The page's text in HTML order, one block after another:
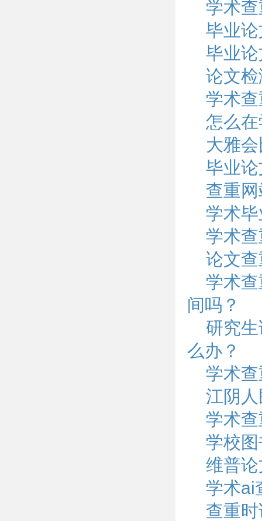
学术
毕业
毕业
论文
学术
怎么
大雅
毕业
查重
学术
学术
论文
学术
间吗？
研究
么办？
学术
江阴
学术
学校
维普
学术ai
查重